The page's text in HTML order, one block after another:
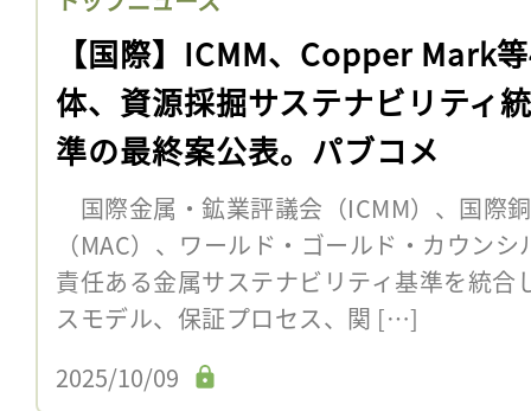
【国際】ICMM、Copper Mark
体、資源採掘サステナビリティ
準の最終案公表。パブコメ
国際金属・鉱業評議会（ICMM）、国際
（MAC）、ワールド・ゴールド・カウン
責任ある金属サステナビリティ基準を統合
スモデル、保証プロセス、関 […]
2025/10/09